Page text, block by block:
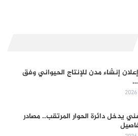
إنشاء مدن للإنتاج الحيواني وفق
يدخل دائرة الحوار المرتقب.. مصادر